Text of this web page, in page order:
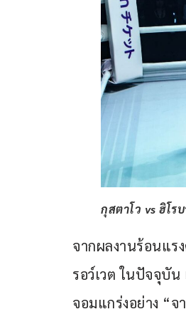
กุสตาโว vs ฮิโร
จากผลงานร้อนแร
รอว์เวต ในปัจจุบั
จอมแกร่งอย่าง “